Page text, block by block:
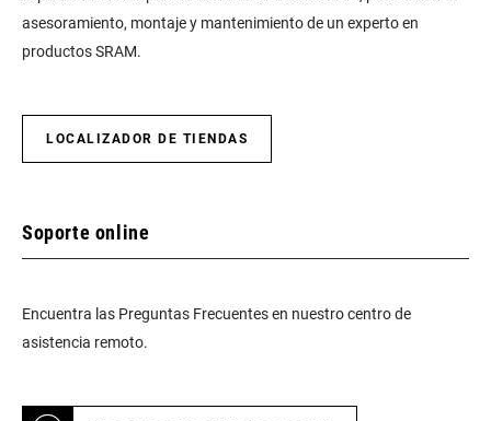
asesoramiento, montaje y mantenimiento de un experto en
productos SRAM.
LOCALIZADOR DE TIENDAS
Soporte online
Encuentra las Preguntas Frecuentes en nuestro centro de
asistencia remoto.